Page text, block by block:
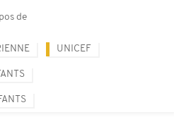
de
UNICEF